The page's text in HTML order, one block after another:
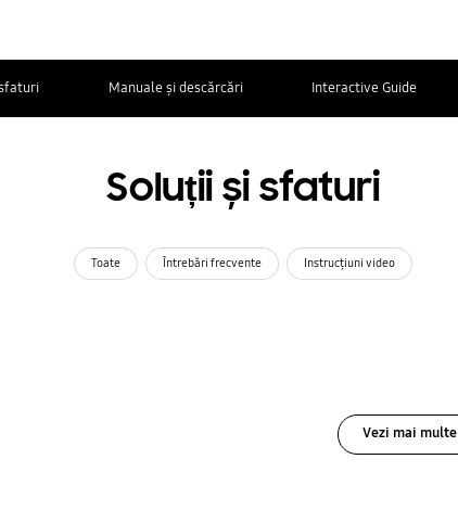
Manuale și descărcări Interactive Guide
Soluții și sfaturi
Toate Întrebări frecvente Instrucţiuni video
Vezi mai multe